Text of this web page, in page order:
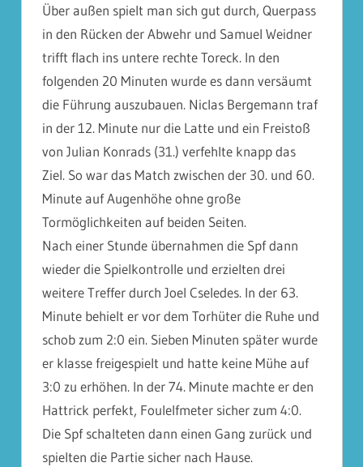
Über außen spielt man sich gut durch, Querpass
in den Rücken der Abwehr und Samuel Weidner
trifft flach ins untere rechte Toreck. In den
folgenden 20 Minuten wurde es dann versäumt
die Führung auszubauen. Niclas Bergemann traf
in der 12. Minute nur die Latte und ein Freistoß
von Julian Konrads (31.) verfehlte knapp das
Ziel. So war das Match zwischen der 30. und 60.
Minute auf Augenhöhe ohne große
Tormöglichkeiten auf beiden Seiten.
Nach einer Stunde übernahmen die Spf dann
wieder die Spielkontrolle und erzielten drei
weitere Treffer durch Joel Cseledes. In der 63.
Minute behielt er vor dem Torhüter die Ruhe und
schob zum 2:0 ein. Sieben Minuten später wurde
er klasse freigespielt und hatte keine Mühe auf
3:0 zu erhöhen. In der 74. Minute machte er den
Hattrick perfekt, Foulelfmeter sicher zum 4:0.
Die Spf schalteten dann einen Gang zurück und
spielten die Partie sicher nach Hause.